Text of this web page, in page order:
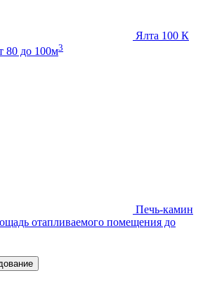
Ялта 100 К
80 до 100м3
Печь-камин
отапливаемого помещения до